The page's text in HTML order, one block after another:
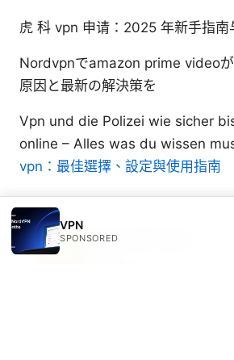
虎 科 vpn 申请：2025 年新手指南
Nordvpnでamazon prime videoが
原因と最新の解決策を
Vpn und die Polizei wie sicher
online – Alles was du wissen
vpn：最佳選擇、設定與使用指南
Adrien Zilberman
Adrien writes about P2P
VPN
SPONSORED